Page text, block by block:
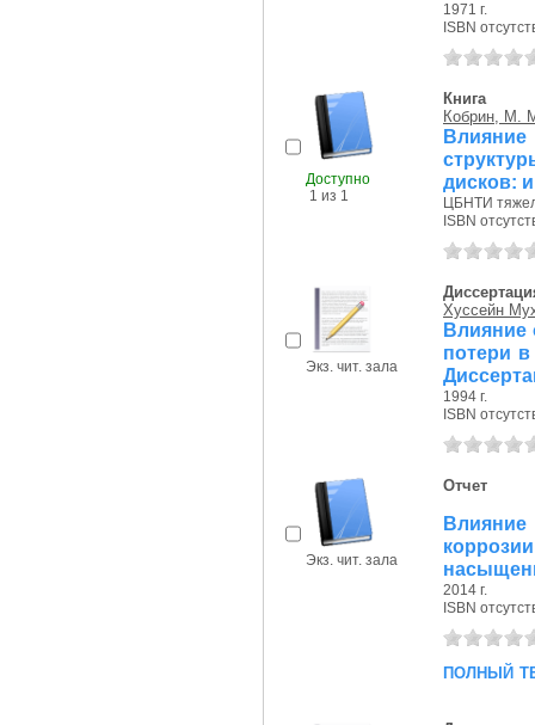
1971 г.
ISBN
Доступно
1 из 1
Книга
Кобрин, М.
дисков:
ЦБНТИ
ISBN
Экз. чит. зала
Хуссейн
Влияние
потери в
1994 г.
ISBN
Экз. чит. зала
Отчет
2014 г.
ISBN
полный